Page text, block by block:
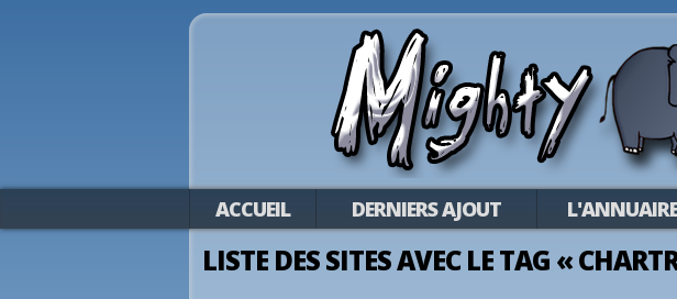
ACCUEIL DERNIERS AJOUT L'ANNUAIRE
LISTE DES SITES AVEC LE TAG «